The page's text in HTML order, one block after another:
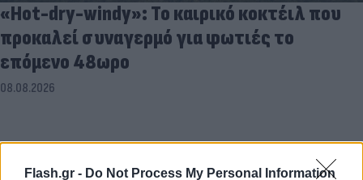
Flash.gr - Do Not Process My Personal Information
«Hot-dry-windy»: Το καιρικό κοκτέιλ που
προκαλεί συναγερμό για φωτιές το
επόμενο 48ωρο
08.08.2026